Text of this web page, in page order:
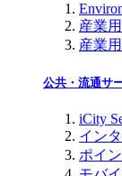
産業
産業
公共・流通サ
iCity
イン
ポイ